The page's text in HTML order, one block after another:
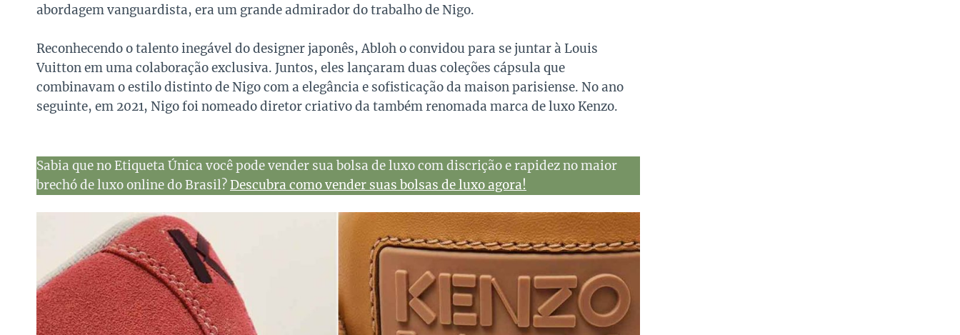
abordagem vanguardista, era um grande admirador do trabalho de Nigo.
Reconhecendo o talento inegável do designer japonês, Abloh o convidou para se juntar à Louis
Vuitton em uma colaboração exclusiva. Juntos, eles lançaram duas coleções cápsula que
combinavam o estilo distinto de Nigo com a elegância e sofisticação da maison parisiense. No ano
seguinte, em 2021, Nigo foi nomeado diretor criativo da também renomada marca de luxo Kenzo.
Sabia que no Etiqueta Única você pode vender sua bolsa de luxo com discrição e rapidez no maior
brechó de luxo online do Brasil?Descubra como vender suas bolsas de luxo agora!